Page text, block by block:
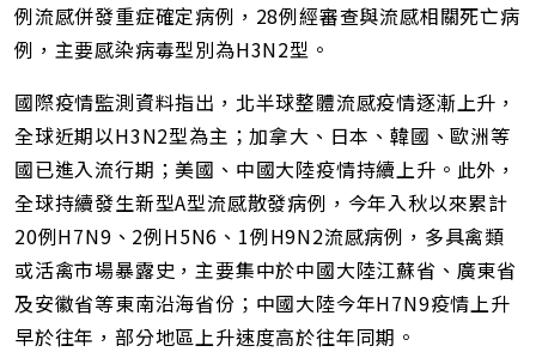
例流感併發重症確定病例，28例經審查與流感相關死亡病
例，主要感染病毒型別為H3N2型。
國際疫情監測資料指出，北半球整體流感疫情逐漸上升，
全球近期以H3N2型為主；加拿大、日本、韓國、歐洲等
國已進入流行期；美國、中國大陸疫情持續上升。此外，
全球持續發生新型A型流感散發病例，今年入秋以來累計
20例H7N9、2例H5N6、1例H9N2流感病例，多具禽類
或活禽市場暴露史，主要集中於中國大陸江蘇省、廣東省
及安徽省等東南沿海省份；中國大陸今年H7N9疫情上升
早於往年，部分地區上升速度高於往年同期。